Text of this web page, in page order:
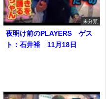
未分類
夜明け前のPLAYERS ゲス
ト：石井裕 11月18日